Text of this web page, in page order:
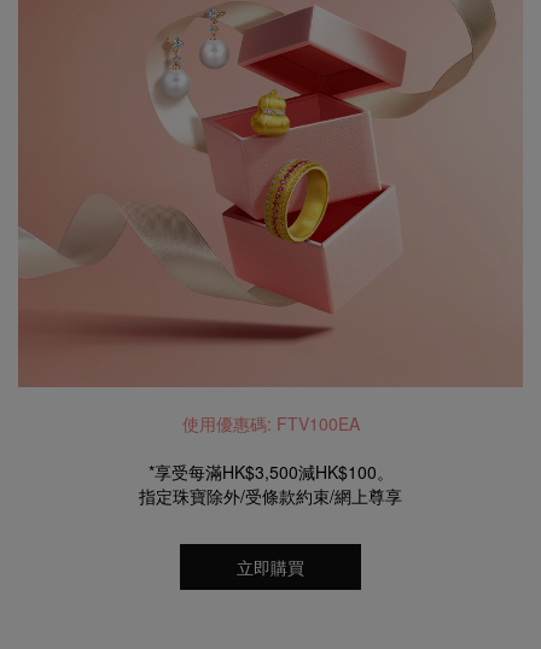
使用優惠碼: FTV100EA
*享受每滿HK$3,500減HK$100。
指定珠寶除外/受條款約束/網上尊享
立即購買